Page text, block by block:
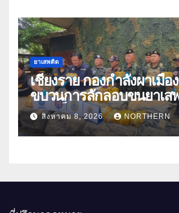
ยาเสพติด
เชียงราย กองกำลังผาเมือ
ขบวนการลักลอบขนยาเส
ล้านเม็ด
สิงหาคม 8, 2026 NORTHERN